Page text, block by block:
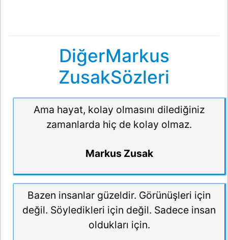
DiğerMarkus
ZusakSözleri
Ama hayat, kolay olmasını dilediğiniz
zamanlarda hiç de kolay olmaz.
Markus Zusak
Bazen insanlar güzeldir. Görünüşleri için
değil. Söyledikleri için değil. Sadece insan
oldukları için.